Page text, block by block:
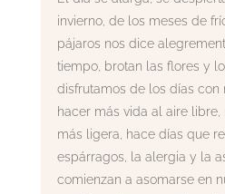
invierno, de los meses de
pájaros nos dice
tiempo, brotan las flores y
disfrutamos de los días con
hacer más vida al aire
más ligera, hace días que
espárragos, la alergia y la
comienzan a asomarse en